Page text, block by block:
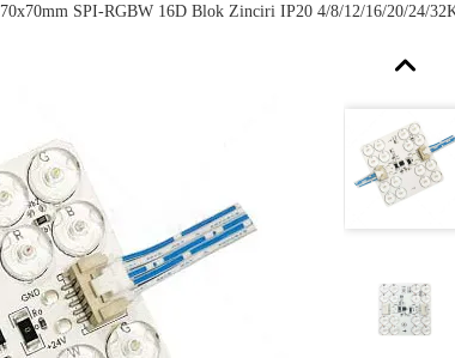
70x70mm SPI-RGBW 16D Blok Zinciri IP20 4/8/12/16/20/24/